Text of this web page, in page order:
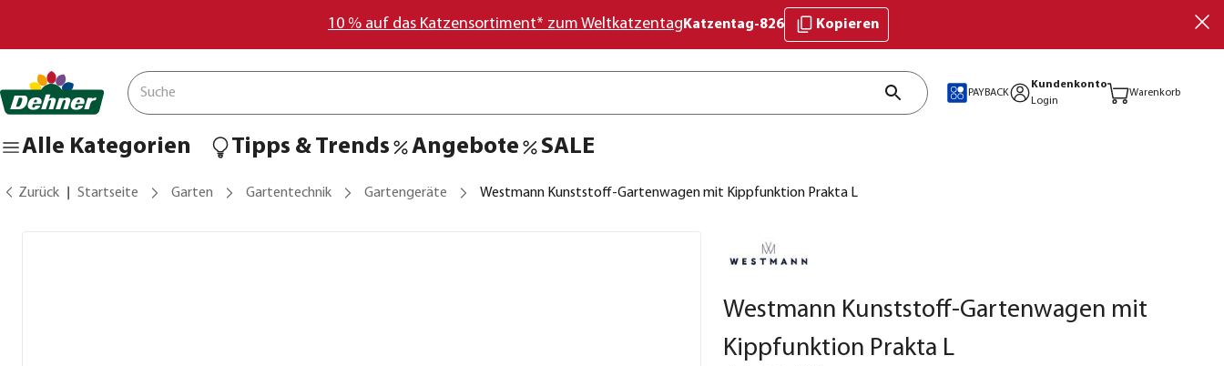
10 % auf das Katzensortiment* zum Weltkatzentag Katzentag-826 Kopieren
PAYBACK
Kundenkonto
Login
Warenkorb
Alle Kategorien Tipps & Trends Angebote SALE
Zurück Startseite Garten Gartentechnik Gartengeräte Westmann Kunststoff-Gartenwagen mit Kippfunktion Prakta L
Westmann Kunststoff-Gartenwagen mit
Kippfunktion Prakta L